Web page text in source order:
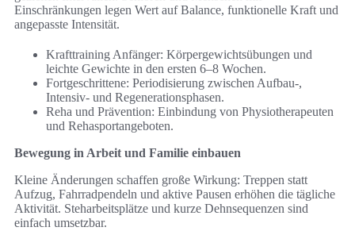
Einschränkungen legen Wert auf Balance, funktionelle Kraft und
angepasste Intensität.
Krafttraining Anfänger: Körpergewichtsübungen und
leichte Gewichte in den ersten 6–8 Wochen.
Fortgeschrittene: Periodisierung zwischen Aufbau-,
Intensiv- und Regenerationsphasen.
Reha und Prävention: Einbindung von Physiotherapeuten
und Rehasportangeboten.
Bewegung in Arbeit und Familie einbauen
Kleine Änderungen schaffen große Wirkung: Treppen statt
Aufzug, Fahrradpendeln und aktive Pausen erhöhen die tägliche
Aktivität. Steharbeitsplätze und kurze Dehnsequenzen sind
einfach umsetzbar.